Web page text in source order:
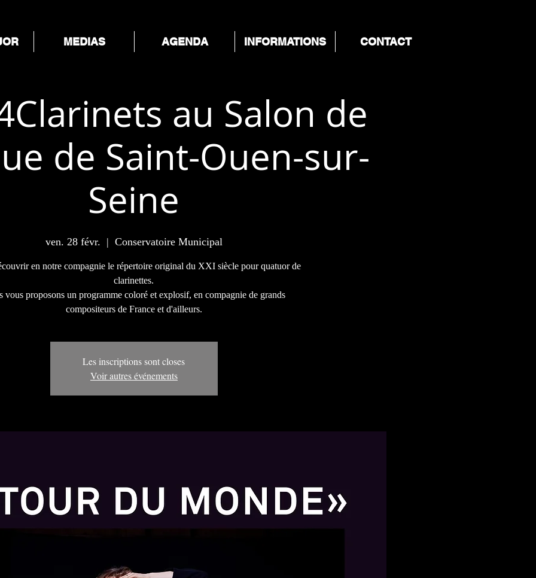
MEDIAS AGENDA INFORMATIONS CONTACT
au Salon de
de Saint-Ouen-sur-
Seine
ven. 28 févr.
  |
Conservatoire Municipal
en notre compagnie le répertoire original du XXI siècle pour quatuor de
clarinettes.
vous proposons un programme coloré et explosif, en compagnie de grands
Les inscriptions sont closes
Voir autres événements